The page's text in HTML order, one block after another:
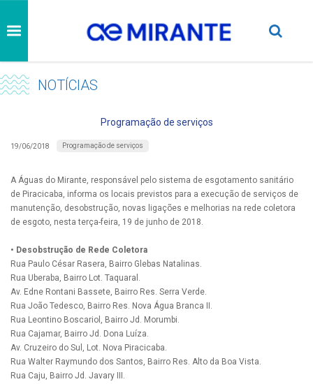
NOTÍCIAS
Programação de serviços
19/06/2018 Programação de serviços
A Águas do Mirante, responsável pelo sistema de esgotamento sanitário
de Piracicaba, informa os locais previstos para a execução de serviços de
manutenção, desobstrução, novas ligações e melhorias na rede coletora
de esgoto, nesta terça-feira, 19 de junho de 2018.
• Desobstrução de Rede Coletora
Rua Paulo César Rasera, Bairro Glebas Natalinas.
Rua Uberaba, Bairro Lot. Taquaral.
Av. Edne Rontani Bassete, Bairro Res. Serra Verde.
Rua João Tedesco, Bairro Res. Nova Água Branca II.
Rua Leontino Boscariol, Bairro Jd. Morumbi.
Rua Cajamar, Bairro Jd. Dona Luíza.
Av. Cruzeiro do Sul, Lot. Nova Piracicaba.
Rua Walter Raymundo dos Santos, Bairro Res. Alto da Boa Vista.
Rua Caju, Bairro Jd. Javary III.